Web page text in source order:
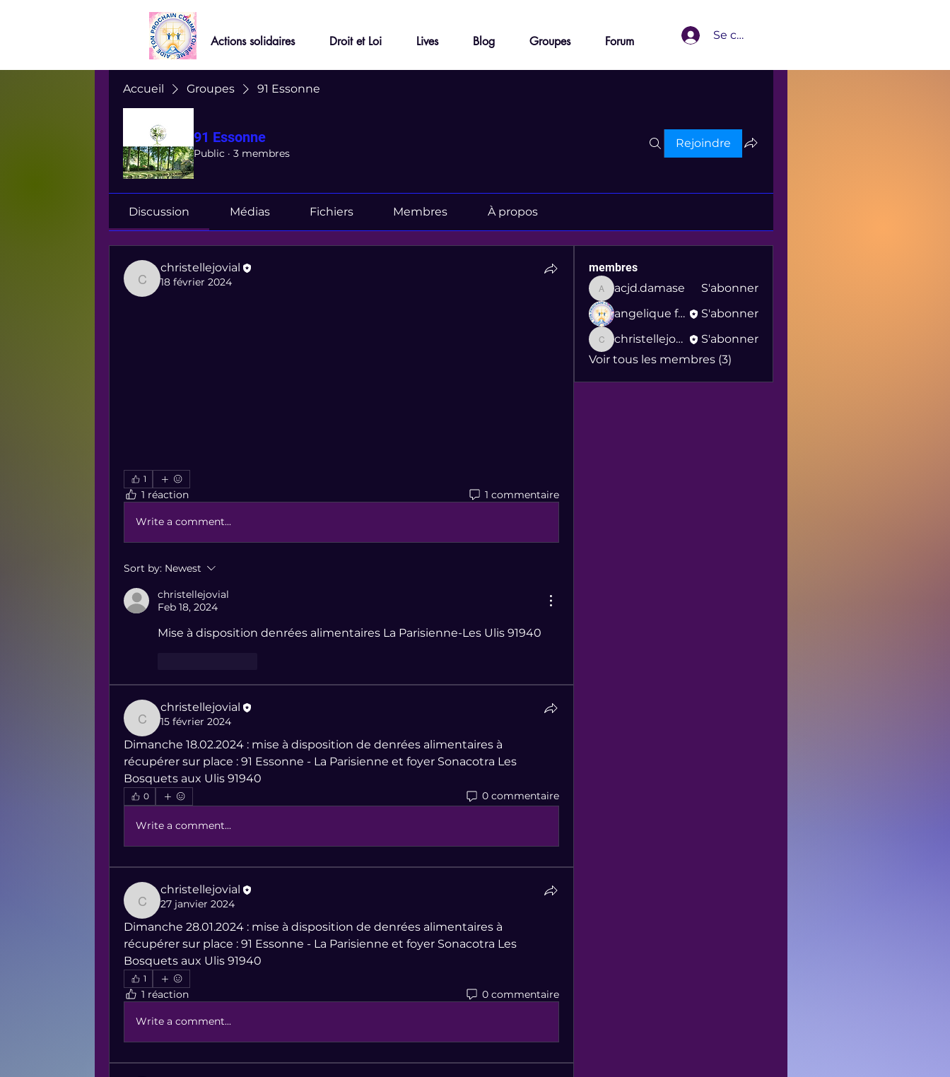
Actions solidaires Droit et Loi Lives Blog Groupes Forum Se connecter
Accueil Groupes 91 Essonne
91 Essonne
Public · 3 membres
Rejoindre
Discussion Médias Fichiers Membres À propos
christellejovial
christellejovial
18 février 2024
1
1 réaction 1 commentaire
Write a comment...
Sort by: Newest
christellejovial
Feb 18, 2024
Mise à disposition denrées alimentaires La Parisienne-Les Ulis 91940
christellejovial
christellejovial
15 février 2024
Dimanche 18.02.2024 : mise à disposition de denrées alimentaires à
récupérer sur place : 91 Essonne - La Parisienne et foyer Sonacotra Les
Bosquets aux Ulis 91940
0 0 commentaire
Write a comment...
christellejovial
christellejovial
27 janvier 2024
Dimanche 28.01.2024 : mise à disposition de denrées alimentaires à
récupérer sur place : 91 Essonne - La Parisienne et foyer Sonacotra Les
Bosquets aux Ulis 91940
1
1 réaction 0 commentaire
Write a comment...
membres
acjd.damase
acjd.damase
S'abonner
angelique faucheux
S'abonner
christellejovial
christellejovial
S'abonner
Voir tous les membres (3)